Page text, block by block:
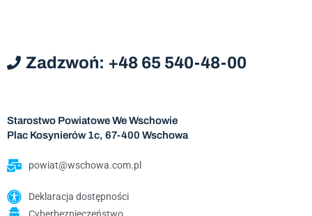
Zadzwoń: +48 65 540-48-00
Starostwo Powiatowe We Wschowie
Plac Kosynierów 1c, 67-400 Wschowa
powiat@wschowa.com.pl
Deklaracja dostępności